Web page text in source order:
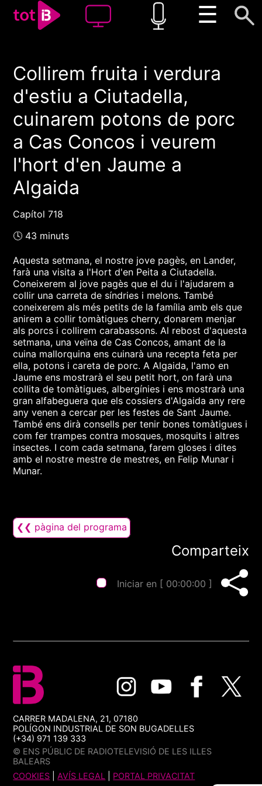
☰
00:00 00:00
1x
Collirem fruita i verdura
d'estiu a Ciutadella,
cuinarem potons de porc
a Cas Concos i veurem
l'hort d'en Jaume a
Algaida
Capítol 718
🕓 43 minuts
Aquesta setmana, el nostre jove pagès, en Lander,
farà una visita a l'Hort d'en Peita a Ciutadella.
Coneixerem al jove pagès que el du i l'ajudarem a
collir una carreta de síndries i melons. També
coneixerem als més petits de la família amb els que
anirem a collir tomàtigues cherry, donarem menjar
als porcs i collirem carabassons. Al rebost d'aquesta
setmana, una veïna de Cas Concos, amant de la
cuina mallorquina ens cuinarà una recepta feta per
ella, potons i careta de porc. A Algaida, l'amo en
Jaume ens mostrarà el seu petit hort, on farà una
collita de tomàtigues, albergínies i ens mostrarà una
gran alfabeguera que els cossiers d'Algaida any rere
any venen a cercar per les festes de Sant Jaume.
També ens dirà consells per tenir bones tomàtigues i
com fer trampes contra mosques, mosquits i altres
insectes. I com cada setmana, farem gloses i dites
amb el nostre mestre de mestres, en Felip Munar i
Munar.
❮❮ pàgina del programa
Comparteix
Iniciar en [ 00:00:00 ]
CARRER MADALENA, 21, 07180
POLÍGON INDUSTRIAL DE SON BUGADELLES
(+34) 971 139 333
© ENS PÚBLIC DE RADIOTELEVISIÓ DE LES ILLES
BALEARS
COOKIES |AVÍS LEGAL PORTAL PRIVACITAT